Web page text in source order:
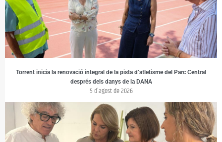
Torrent inicia la renovació integral de la pista d’atletisme del Parc Central
després dels danys de la DANA
5 d'agost de 2026